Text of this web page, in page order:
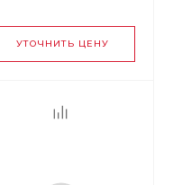
УТОЧНИТЬ ЦЕНУ